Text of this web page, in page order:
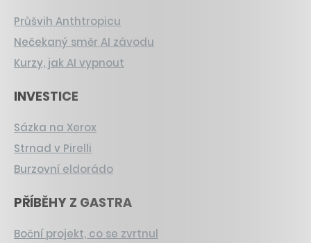
Průšvih Anthtropicu
Nečekaný směr AI závodu
Kurzy, jak AI vypnout
INVESTICE
Sázka na Xerox
Strnad v Pirelli
Burzovní eldorádo
PŘÍBĚHY Z GASTRA
Boční projekt, co se zvrtnul